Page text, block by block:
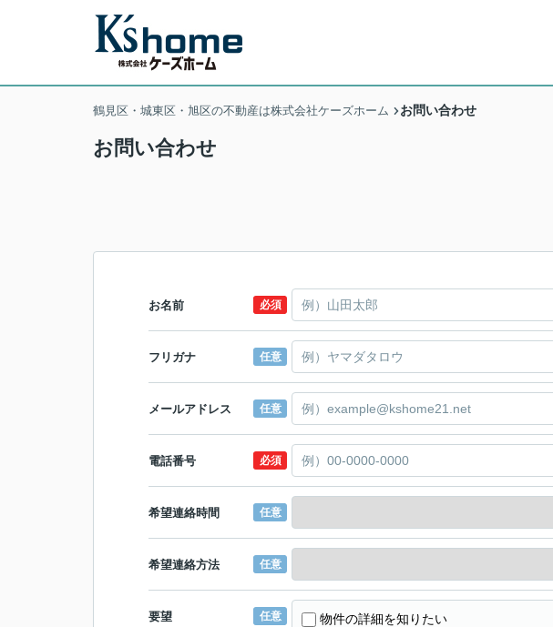
鶴見区・城東区・旭区の不動産は株式会社ケーズホーム お問い合わせ
お問い合わせ
お名前 必須
フリガナ 任意
メールアドレス 任意
電話番号 必須
希望連絡時間 任意
希望連絡方法 任意
要望 任意 物件の詳細を知りたい